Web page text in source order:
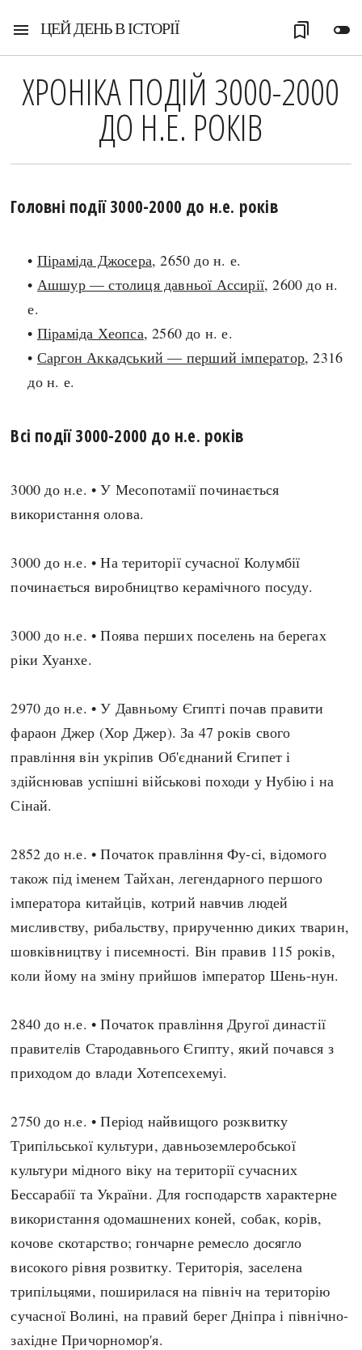
menu ЦЕЙ ДЕНЬ В ІСТОРІЇ toggle_off
bookmarks
СЬОГОДНІ
ЗАГОЛОВКИ
ВИ (НЕ) ЗНАЛИ
ПОДКАСТИ
КАРТИ
ІНФОГРАФІКА
ПРЯМА МОВА
Рубрики
Авіація і космонавтика
Архітектура і будівництво
Битви і війни
Особистості
Подорожі і відкриття
Чудеса світу
Україна
Козацька доба
Україна радянська
Австралія
Азія
Америка
А(нта)рктика
Африка
Європа
Хронологія
Античні часи
Темні віки
Високе Середньовіччя
Пізнє Середньовіччя
Новітня історія
Наш час
Нові статті
Популярні статті
Всі статті
Визначальні події
#Хештеги
Автори
done
ХРОНІКА ПОДІЙ 3000-2000
ДО Н.Е. РОКІВ
Головні події 3000-2000 до н.е. років
• Піраміда Джосера, 2650 до н. е.
• Ашшур — столиця давньої Ассирії, 2600 до н.
е.
• Піраміда Хеопса, 2560 до н. е.
• Саргон Аккадський — перший імператор, 2316
до н. е.
Всі події 3000-2000 до н.е. років
3000 до н.е. • У Месопотамії починається
використання олова.
3000 до н.е. • На території сучасної Колумбії
починається виробництво керамічного посуду.
3000 до н.е. • Поява перших поселень на берегах
ріки Хуанхе.
2970 до н.е. • У Давньому Єгипті почав правити
фараон Джер (Хор Джер). За 47 років свого
правління він укріпив Об'єднаний Єгипет і
здійснював успішні військові походи у Нубію і на
Сінай.
2852 до н.е. • Початок правління Фу-сі, відомого
також під іменем Тайхан, легендарного першого
імператора китайців, котрий навчив людей
мисливству, рибальству, прирученню диких тварин,
шовківництву і писемності. Він правив 115 років,
коли йому на зміну прийшов імператор Шень-нун.
2840 до н.е. • Початок правління Другої династії
правителів Стародавнього Єгипту, який почався з
приходом до влади Хотепсехемуі.
2750 до н.е. • Період найвищого розквитку
Трипільської культури, давньоземлеробської
культури мідного віку на території сучасних
Бессарабії та України. Для господарств характерне
використання одомашнених коней, собак, корів,
кочове скотарство; гончарне ремесло досягло
високого рівня розвитку. Територія, заселена
трипільцями, поширилася на північ на територію
сучасної Волині, на правий берег Дніпра і північно-
західне Причорномор'я.